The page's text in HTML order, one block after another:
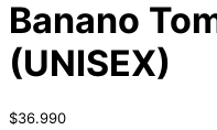
Banano
(UNISEX)
$36.990